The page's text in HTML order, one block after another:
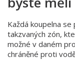
Každá koupelna
takzvaných zón,
možné v daném
chráněné proti